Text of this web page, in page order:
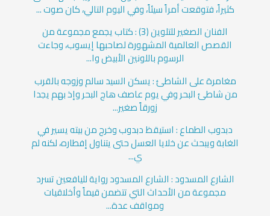
كثيراً، فتوقعت أمراً سيئاً، وفي اليوم التالي، كان صوت ...
الفنان الصغير للتلوين (3) : كتاب يجمع مجموعة من
القصص العالمية المشهورة لصاحبها إيسوب، وجاءت
الرسوم باللونين الأبيض وا...
مغامرة على الشاطئ : يسكن السيد سالم وزوجه بالقرب
من شاطئ البحر وفي يوم عاصف هاج البحر وإذ بهم يجدا
زورقاً صغير...
دبدوب الطماع : استيقظ دبدوب وخرج من بيته يسير في
الغابة ويبحث عن خلايا العسل حتى يتناول إفطاره، لكنه لم
ي...
الشارع المسدود : الشارع المسدود رواية لليافعين تسرد
مجموعة من الأحداث التي تتضمن قيماً وأخلاقيات
ومواقف عدة...